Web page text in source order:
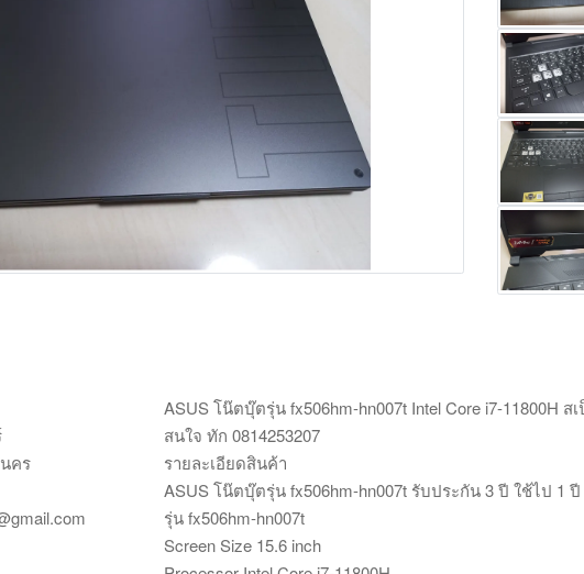
ASUS โน๊ตบุ๊ตรุ่น fx506hm-hn007t Intel Core i7-11800H ส
สนใจ ทัก 0814253207
รายละเอียดสินค้า
ASUS โน๊ตบุ๊ตรุ่น fx506hm-hn007t รับประกัน 3 ปี ใช้ไป 1 ปี
รุ่น fx506hm-hn007t
Screen Size 15.6 inch
คร